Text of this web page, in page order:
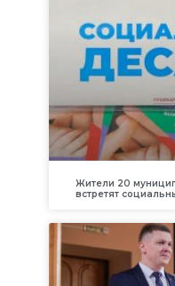
Жители 20
встретят